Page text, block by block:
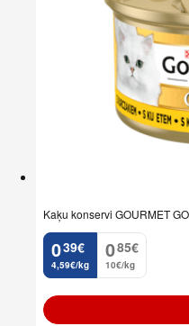
Kaķu konservi GOURMET
0
. 39€
4,59€/kg
0
. 85€
10€/kg